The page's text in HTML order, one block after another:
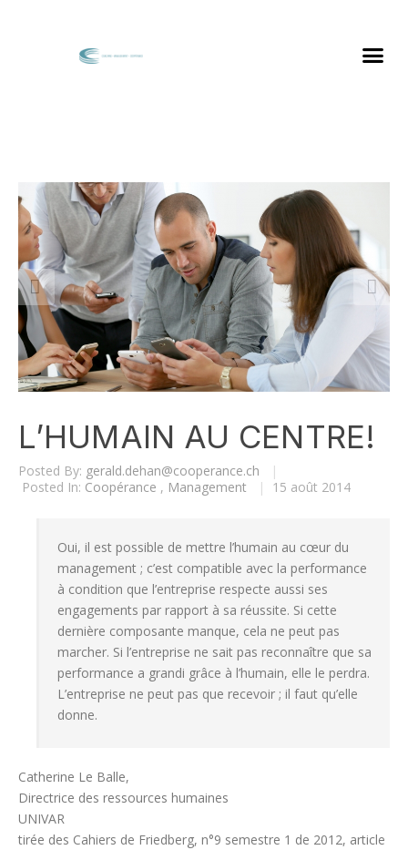
L’HUMAIN AU CENTRE!
Posted By: gerald.dehan@cooperance.ch
|
Posted In: Coopérance , Management | 15 août 2014
Oui, il est possible de mettre l’humain au cœur du
management ; c’est compatible avec la performance
à condition que l’entreprise respecte aussi ses
engagements par rapport à sa réussite. Si cette
dernière composante manque, cela ne peut pas
marcher. Si l’entreprise ne sait pas reconnaître que sa
performance a grandi grâce à l’humain, elle le perdra.
L’entreprise ne peut pas que recevoir ; il faut qu’elle
donne.
Catherine Le Balle,
Directrice des ressources humaines
UNIVAR
tirée des Cahiers de Friedberg, n°9 semestre 1 de 2012, article